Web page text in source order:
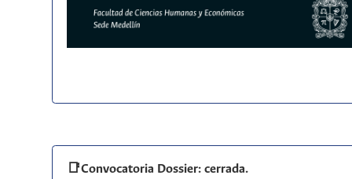
📑Convocatoria Dossier: cerrada.